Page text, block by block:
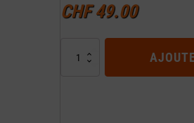
CHF49.00
quantité